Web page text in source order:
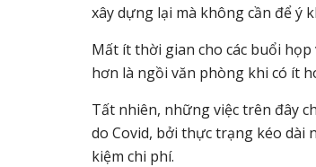
xây dựng lại mà không cần để ý
Mất ít thời gian cho các buổi
hơn là ngồi văn phòng khi có ít
Tất nhiên, những việc trên đây
do Covid, bởi thực trạng kéo
kiệm chi phí.